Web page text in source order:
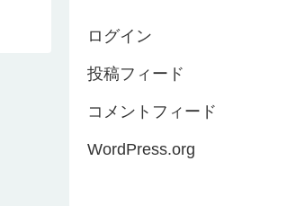
ログイン
投稿フィード
コメントフィード
WordPress.org